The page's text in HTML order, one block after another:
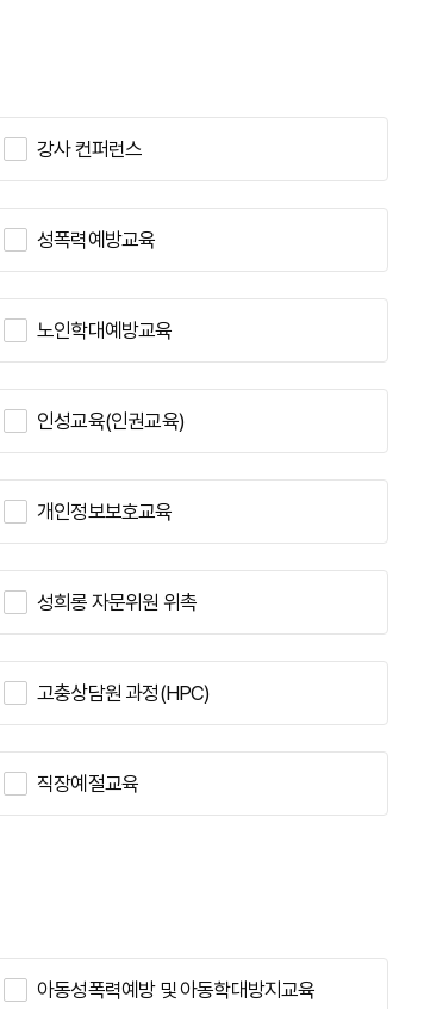
강사 컨퍼런스
성폭력예방교육
노인학대예방교육
인성교육(인권교육)
개인정보보호교육
성희롱 자문위원 위촉
고충상담원 과정(HPC)
직장예절교육
아동성폭력예방 및 아동학대방지교육